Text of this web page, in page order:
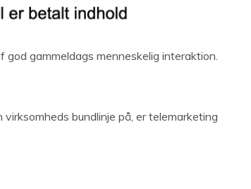
gammeldags menneskelig interaktion.
bundlinje på, er telemarketing